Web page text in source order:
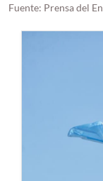
Fuente: Prensa del